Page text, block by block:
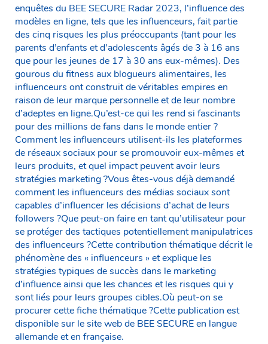
enquêtes du BEE SECURE Radar 2023, l’influence des
modèles en ligne, tels que les influenceurs, fait partie
des cinq risques les plus préoccupants (tant pour les
parents d’enfants et d’adolescents âgés de 3 à 16 ans
que pour les jeunes de 17 à 30 ans eux-mêmes). Des
gourous du fitness aux blogueurs alimentaires, les
influenceurs ont construit de véritables empires en
raison de leur marque personnelle et de leur nombre
d’adeptes en ligne.Qu’est-ce qui les rend si fascinants
pour des millions de fans dans le monde entier ?
Comment les influenceurs utilisent-ils les plateformes
de réseaux sociaux pour se promouvoir eux-mêmes et
leurs produits, et quel impact peuvent avoir leurs
stratégies marketing ?Vous êtes-vous déjà demandé
comment les influenceurs des médias sociaux sont
capables d’influencer les décisions d’achat de leurs
followers ?Que peut-on faire en tant qu’utilisateur pour
se protéger des tactiques potentiellement manipulatrices
des influenceurs ?Cette contribution thématique décrit le
phénomène des « influenceurs » et explique les
stratégies typiques de succès dans le marketing
d’influence ainsi que les chances et les risques qui y
sont liés pour leurs groupes cibles.Où peut-on se
procurer cette fiche thématique ?Cette publication est
disponible sur le site web de BEE SECURE en langue
allemande et en française.